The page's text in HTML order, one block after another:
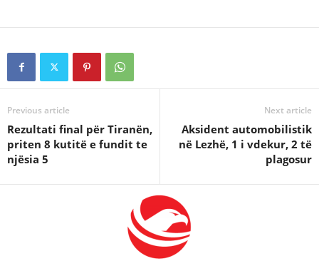
Previous article
Rezultati final për Tiranën,
priten 8 kutitë e fundit te
njësia 5
Next article
Aksident automobilistik
në Lezhë, 1 i vdekur, 2 të
plagosur